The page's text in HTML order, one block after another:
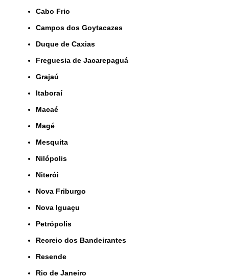
Cabo Frio
Campos dos Goytacazes
Duque de Caxias
Freguesia de Jacarepaguá
Grajaú
Itaboraí
Macaé
Magé
Mesquita
Nilópolis
Niterói
Nova Friburgo
Nova Iguaçu
Petrópolis
Recreio dos Bandeirantes
Resende
Rio de Janeiro